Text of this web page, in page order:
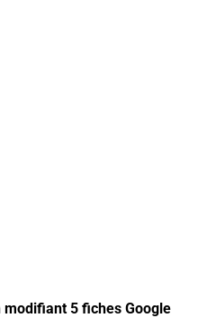
modifiant 5 fiches Google